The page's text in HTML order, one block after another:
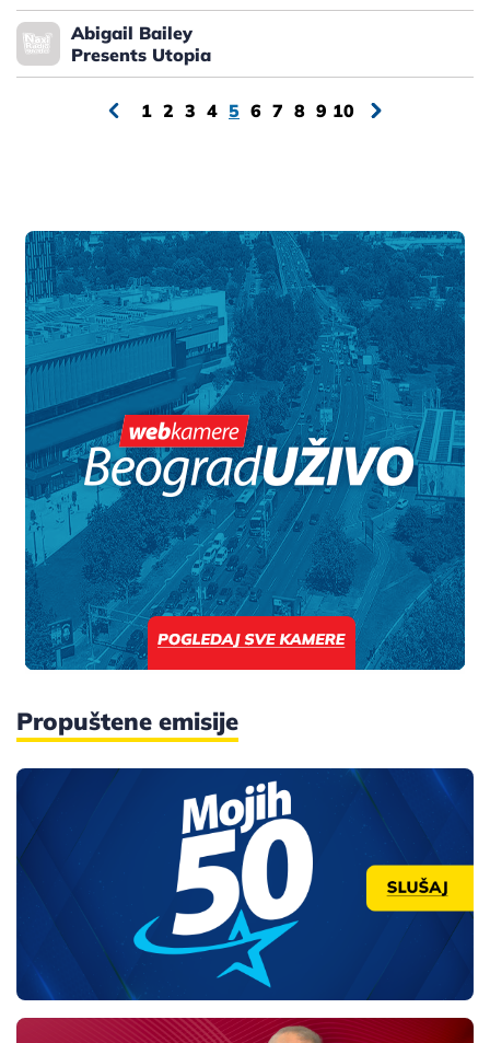
Abigail Bailey
Presents Utopia
1 2 3 4 5 6 7 8 9 10
Propuštene emisije